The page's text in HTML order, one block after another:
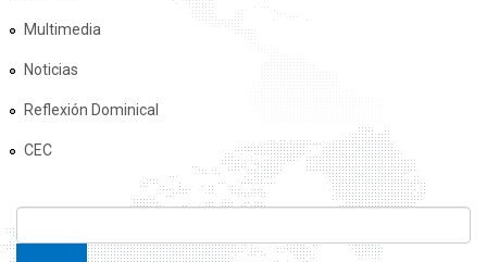
Multimedia
Noticias
Reflexión Dominical
CEC
FORMULARIO DE BÚSQUEDA